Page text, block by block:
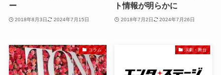
ー
2018年8月3日 2024年7月15日
ト情報が明らかに
2018年7月2日 2024年7月26日
コラム 演劇・舞台